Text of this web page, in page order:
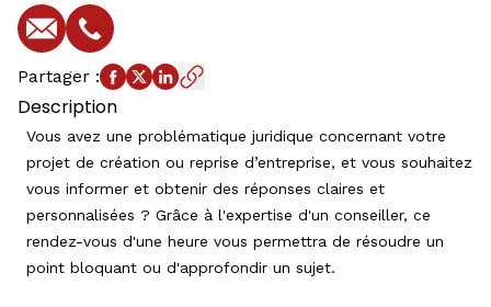
E-mailTéléphone
Partager :
Description
Vous avez une problématique juridique concernant votre
projet de création ou reprise d’entreprise, et vous souhaitez
vous informer et obtenir des réponses claires et
personnalisées ? Grâce à l'expertise d'un conseiller, ce
rendez-vous d'une heure vous permettra de résoudre un
point bloquant ou d'approfondir un sujet.